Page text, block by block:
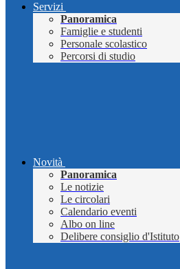
Servizi
Panoramica
Famiglie e studenti
Personale scolastico
Percorsi di studio
Novità
Panoramica
Le notizie
Le circolari
Calendario eventi
Albo on line
Delibere consiglio d'Istituto